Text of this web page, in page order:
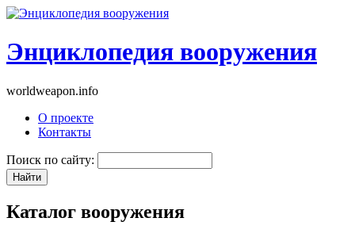
Энциклопедия вооружения
worldweapon.info
О проекте
Контакты
Поиск по сайту:
Каталог вооружения